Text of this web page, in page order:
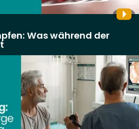
Was während der